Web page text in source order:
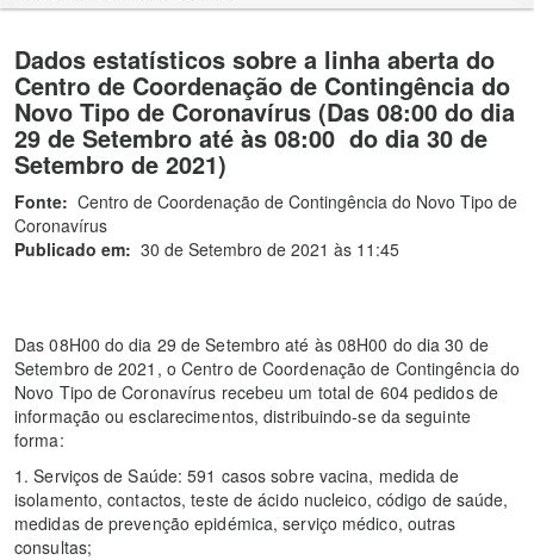
Dados estatísticos sobre a linha aberta do
Centro de Coordenação de Contingência do
Novo Tipo de Coronavírus (Das 08:00 do dia
29 de Setembro até às 08:00 do dia 30 de
Setembro de 2021)
Fonte: Centro de Coordenação de Contingência do Novo Tipo de
Coronavírus
Publicado em: 30 de Setembro de 2021 às 11:45
Das 08H00 do dia 29 de Setembro até às 08H00 do dia 30 de
Setembro de 2021, o Centro de Coordenação de Contingência do
Novo Tipo de Coronavírus recebeu um total de 604 pedidos de
informação ou esclarecimentos, distribuindo-se da seguinte
forma:
1. Serviços de Saúde: 591 casos sobre vacina, medida de
isolamento, contactos, teste de ácido nucleico, código de saúde,
medidas de prevenção epidémica, serviço médico, outras
consultas;